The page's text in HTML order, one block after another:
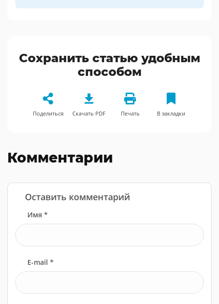
Сохранить статью удобным
способом
Поделиться Скачать PDF Печать В закладки
Комментарии
Оставить комментарий
Имя *
E-mail *